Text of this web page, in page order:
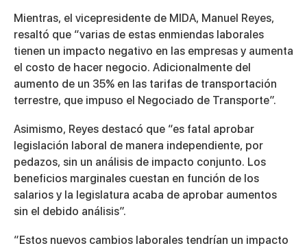
Mientras, el vicepresidente de MIDA, Manuel Reyes,
resaltó que “varias de estas enmiendas laborales
tienen un impacto negativo en las empresas y aumenta
el costo de hacer negocio. Adicionalmente del
aumento de un 35% en las tarifas de transportación
terrestre, que impuso el Negociado de Transporte”.
Asimismo, Reyes destacó que “es fatal aprobar
legislación laboral de manera independiente, por
pedazos, sin un análisis de impacto conjunto. Los
beneficios marginales cuestan en función de los
salarios y la legislatura acaba de aprobar aumentos
sin el debido análisis”.
“Estos nuevos cambios laborales tendrían un impacto